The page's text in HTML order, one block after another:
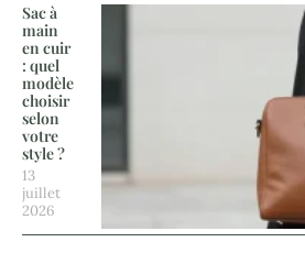
Sac à
main
en cuir
: quel
modèle
choisir
selon
votre
style ?
13
juillet
2026